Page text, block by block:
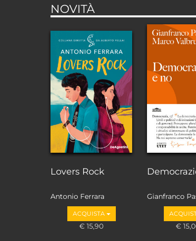
NOVITÀ
Lovers Rock
Antonio Ferrara
ACQUISTA
€ 15,90
Gianfranco
Marco
€